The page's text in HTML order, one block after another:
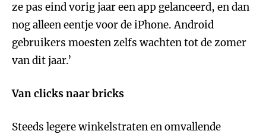
ze pas eind vorig jaar een app gelanceerd, en dan
nog alleen eentje voor de iPhone. Android
gebruikers moesten zelfs wachten tot de zomer
van dit jaar.’
Van clicks naar bricks
Steeds legere winkelstraten en omvallende